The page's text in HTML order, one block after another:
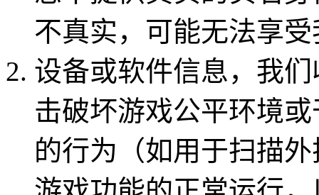
不真实，可能无法享
设备或软件信息，我
击破坏游戏公平环境
的行为（如用于扫描